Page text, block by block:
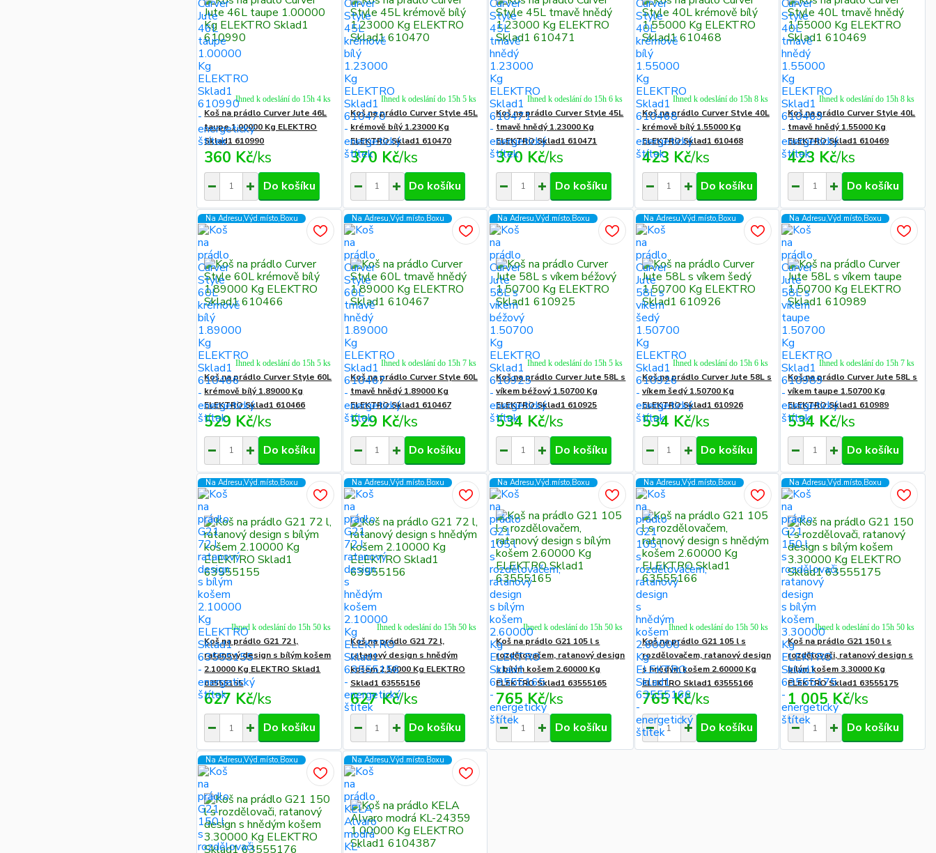
Koš na prádlo Curver Jute 46L
taupe 1.00000 Kg ELEKTRO
Sklad1 610990
360 Kč/ks
Ihned k odeslání do 15h 4 ks
Do košíku
Koš na prádlo Curver Style 45L
krémově bílý 1.23000 Kg
ELEKTRO Sklad1 610470
370 Kč/ks
Ihned k odeslání do 15h 5 ks
Do košíku
Koš na prádlo Curver Style 45L
tmavě hnědý 1.23000 Kg
ELEKTRO Sklad1 610471
370 Kč/ks
Ihned k odeslání do 15h 6 ks
Do košíku
Koš na prádlo Curver Style 40L
krémově bílý 1.55000 Kg
ELEKTRO Sklad1 610468
423 Kč/ks
Ihned k odeslání do 15h 8 ks
Do košíku
Koš na prádlo Curver Style 40L
tmavě hnědý 1.55000 Kg
ELEKTRO Sklad1 610469
423 Kč/ks
Ihned k odeslání do 15h 8 ks
Do košíku
Na Adresu,Výd.místo,Boxu
Koš na prádlo Curver Style 60L
krémově bílý 1.89000 Kg
ELEKTRO Sklad1 610466
529 Kč/ks
Ihned k odeslání do 15h 5 ks
Do košíku
Na Adresu,Výd.místo,Boxu
Koš na prádlo Curver Style 60L
tmavě hnědý 1.89000 Kg
ELEKTRO Sklad1 610467
529 Kč/ks
Ihned k odeslání do 15h 7 ks
Do košíku
Na Adresu,Výd.místo,Boxu
Koš na prádlo Curver Jute 58L s
víkem béžový 1.50700 Kg
ELEKTRO Sklad1 610925
534 Kč/ks
Ihned k odeslání do 15h 5 ks
Do košíku
Na Adresu,Výd.místo,Boxu
Koš na prádlo Curver Jute 58L s
víkem šedý 1.50700 Kg
ELEKTRO Sklad1 610926
534 Kč/ks
Ihned k odeslání do 15h 6 ks
Do košíku
Na Adresu,Výd.místo,Boxu
Koš na prádlo Curver Jute 58L s
víkem taupe 1.50700 Kg
ELEKTRO Sklad1 610989
534 Kč/ks
Ihned k odeslání do 15h 7 ks
Do košíku
Na Adresu,Výd.místo,Boxu
Koš na prádlo G21 72 l,
ratanový design s bílým košem
2.10000 Kg ELEKTRO Sklad1
63555155
627 Kč/ks
Ihned k odeslání do 15h 50 ks
Do košíku
Na Adresu,Výd.místo,Boxu
Koš na prádlo G21 72 l,
ratanový design s hnědým
košem 2.10000 Kg ELEKTRO
Sklad1 63555156
627 Kč/ks
Ihned k odeslání do 15h 50 ks
Do košíku
Na Adresu,Výd.místo,Boxu
Koš na prádlo G21 105 l s
rozdělovačem, ratanový design
s bílým košem 2.60000 Kg
ELEKTRO Sklad1 63555165
765 Kč/ks
Ihned k odeslání do 15h 50 ks
Do košíku
Na Adresu,Výd.místo,Boxu
Koš na prádlo G21 105 l s
rozdělovačem, ratanový design
s hnědým košem 2.60000 Kg
ELEKTRO Sklad1 63555166
765 Kč/ks
Ihned k odeslání do 15h 50 ks
Do košíku
Na Adresu,Výd.místo,Boxu
Koš na prádlo G21 150 l s
rozdělovači, ratanový design s
bílým košem 3.30000 Kg
ELEKTRO Sklad1 63555175
1 005 Kč/ks
Ihned k odeslání do 15h 50 ks
Do košíku
Na Adresu,Výd.místo,Boxu Na Adresu,Výd.místo,Boxu